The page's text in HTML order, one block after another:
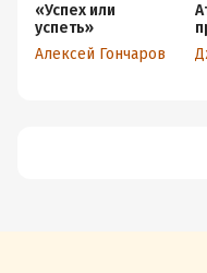
«Успех или
успеть»
Алексей Гончаров